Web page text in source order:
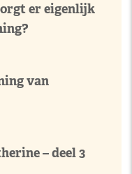
er eigenlijk
van
– deel 3